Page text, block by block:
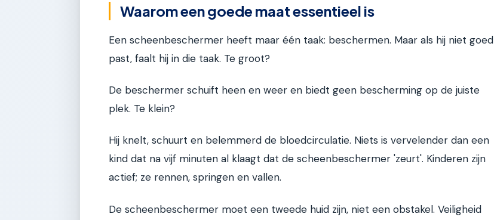
Waarom een goede maat essentieel is
Een scheenbeschermer heeft maar één taak: beschermen. Maar als hij niet goed
past, faalt hij in die taak. Te groot?
De beschermer schuift heen en weer en biedt geen bescherming op de juiste
plek. Te klein?
Hij knelt, schuurt en belemmerd de bloedcirculatie. Niets is vervelender dan een
kind dat na vijf minuten al klaagt dat de scheenbeschermer 'zeurt'. Kinderen zijn
actief; ze rennen, springen en vallen.
De scheenbeschermer moet een tweede huid zijn, niet een obstakel. Veiligheid